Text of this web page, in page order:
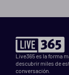
Live365 es la forma
descubrir miles de
conversación.